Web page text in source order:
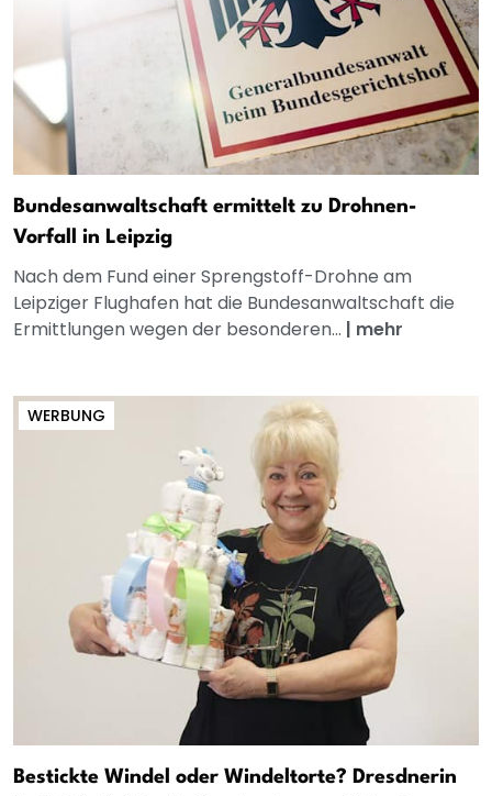
Bundesanwaltschaft ermittelt zu Drohnen-
Vorfall in Leipzig
Nach dem Fund einer Sprengstoff-Drohne am
Leipziger Flughafen hat die Bundesanwaltschaft die
Ermittlungen wegen der besonderen... | mehr
WERBUNG
Bestickte Windel oder Windeltorte? Dresdnerin